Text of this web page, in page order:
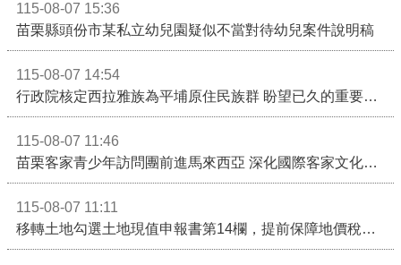
115-08-07 15:36
苗栗縣頭份市某私立幼兒園疑似不當對待幼兒案件說明稿
115-08-07 14:54
行政院核定西拉雅族為平埔原住民族群 盼望已久的重要時刻到來！8月13日起受理民族成員名冊登記
115-08-07 11:46
苗栗客家青少年訪問團前進馬來西亞 深化國際客家文化交流
115-08-07 11:11
移轉土地勾選土地現值申報書第14欄，提前保障地價稅節稅權益